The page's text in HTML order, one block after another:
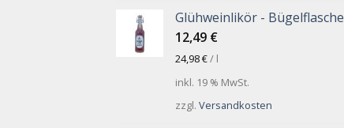
Glühweinlikör - Bügelflasche
12,49 €
24,98€/ l
inkl. 19 % MwSt.
zzgl. Versandkosten